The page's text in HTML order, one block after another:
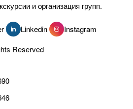
и организация групп.
Linkedin
Instagram
Reserved